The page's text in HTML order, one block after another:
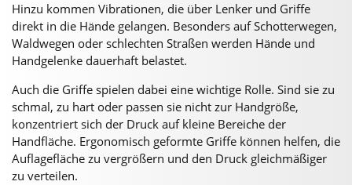
Hinzu kommen Vibrationen, die über Lenker und Griffe
direkt in die Hände gelangen. Besonders auf Schotterwegen,
Waldwegen oder schlechten Straßen werden Hände und
Handgelenke dauerhaft belastet.
Auch die Griffe spielen dabei eine wichtige Rolle. Sind sie zu
schmal, zu hart oder passen sie nicht zur Handgröße,
konzentriert sich der Druck auf kleine Bereiche der
Handfläche. Ergonomisch geformte Griffe können helfen, die
Auflagefläche zu vergrößern und den Druck gleichmäßiger
zu verteilen.